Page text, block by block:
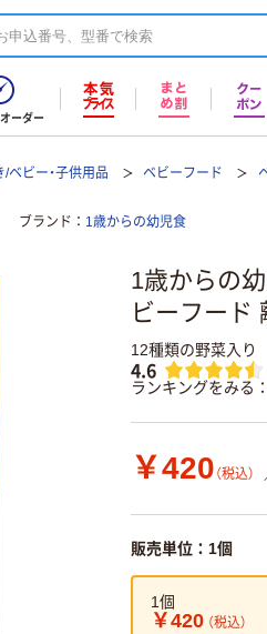
ーダー
ビー・子供用品 ベビーフード
ブランド 1歳からの幼児食
1歳からの
ビーフード
12種類の野菜入り
4.6
ランキングをみる
￥420 （税込）
販売単位：1個
1個
￥420 （税込）